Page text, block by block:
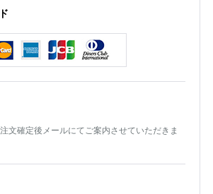
文確定後メールにてご案内させていただきま